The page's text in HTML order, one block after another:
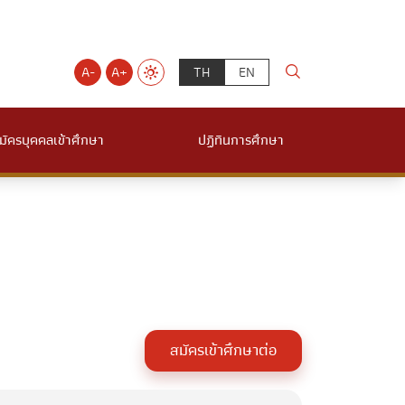
A- A+ TH EN
ครบุคคลเข้าศึกษา ปฏิทินการศึกษา
สมัครเข้าศึกษาต่อ